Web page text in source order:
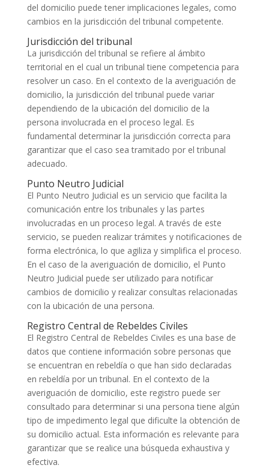
del domicilio puede tener implicaciones legales, como
cambios en la jurisdicción del tribunal competente.
Jurisdicción del tribunal
La jurisdicción del tribunal se refiere al ámbito
territorial en el cual un tribunal tiene competencia para
resolver un caso. En el contexto de la averiguación de
domicilio, la jurisdicción del tribunal puede variar
dependiendo de la ubicación del domicilio de la
persona involucrada en el proceso legal. Es
fundamental determinar la jurisdicción correcta para
garantizar que el caso sea tramitado por el tribunal
adecuado.
Punto Neutro Judicial
El Punto Neutro Judicial es un servicio que facilita la
comunicación entre los tribunales y las partes
involucradas en un proceso legal. A través de este
servicio, se pueden realizar trámites y notificaciones de
forma electrónica, lo que agiliza y simplifica el proceso.
En el caso de la averiguación de domicilio, el Punto
Neutro Judicial puede ser utilizado para notificar
cambios de domicilio y realizar consultas relacionadas
con la ubicación de una persona.
Registro Central de Rebeldes Civiles
El Registro Central de Rebeldes Civiles es una base de
datos que contiene información sobre personas que
se encuentran en rebeldía o que han sido declaradas
en rebeldía por un tribunal. En el contexto de la
averiguación de domicilio, este registro puede ser
consultado para determinar si una persona tiene algún
tipo de impedimento legal que dificulte la obtención de
su domicilio actual. Esta información es relevante para
garantizar que se realice una búsqueda exhaustiva y
efectiva.